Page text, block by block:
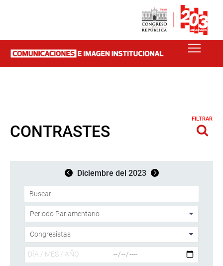
CONTRASTES
FILTRAR
Diciembre del 2023